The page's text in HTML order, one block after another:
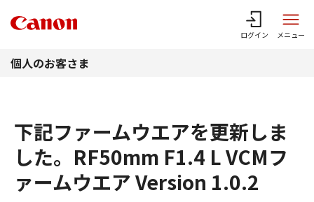
ログイン メニュー
個人のお客さま
下記ファームウエアを更新しま
した。RF50mm F1.4 L VCMフ
ァームウエア Version 1.0.2